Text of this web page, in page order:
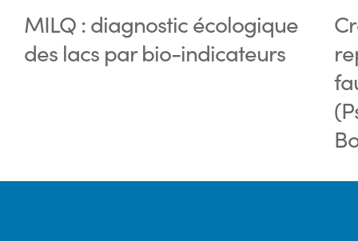
MILQ : diagnostic écologique
des lacs par bio-indicateurs